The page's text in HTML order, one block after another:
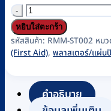
จำนวน
เทป
ปิด
แผล/
แต่ง
แผล
หยิบใส่ตะกร้า
รหัสสินค้า: RMM-ST002 หม
(First Aid), พลาสเตอร์/แผ่น
คำอธิบาย